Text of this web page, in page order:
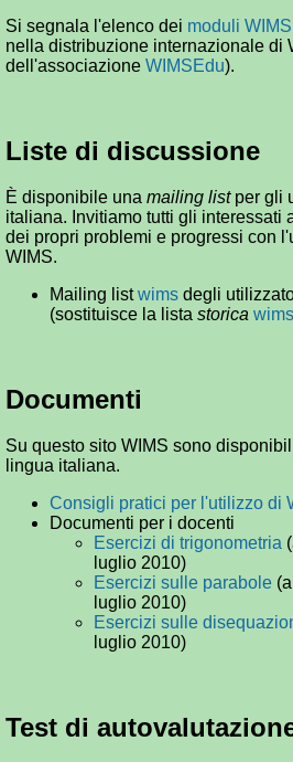
Si segnala l'elenco dei moduli
nella distribuzione internazionale di
dell'associazione WIMSEdu).
Liste di discussione
È disponibile una mailing listper gli
italiana. Invitiamo tutti gli interessati
dei propri problemi e progressi con
WIMS.
Mailing listwims degli
(sostituisce la lista storica wims
Documenti
Su questo sito WIMS sono
lingua italiana.
Consigli pratici per l'utilizzo di
Documenti per i docenti
Esercizi di trigonometria
luglio 2010)
Esercizi sulle parabole
luglio 2010)
Esercizi sulle
luglio 2010)
Test di